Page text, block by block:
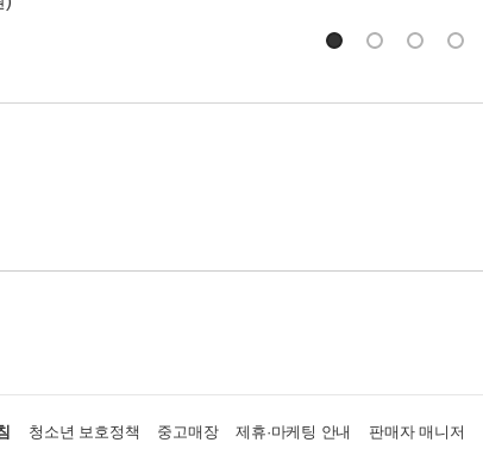
청소년 보호정책 중고매장 제휴·마케팅 안내 판매자 매니저